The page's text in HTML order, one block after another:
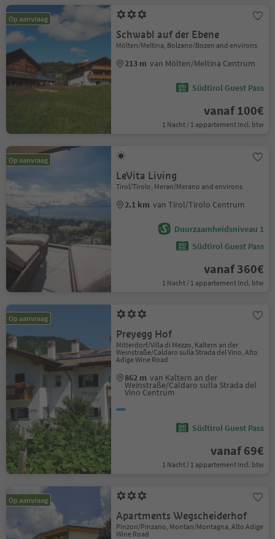
Op aanvraag
Schwabl auf der Ebene
Mölten/Meltina, Bolzano/Bozen and environs
213 m van Mölten/Meltina Centrum
Südtirol Guest Pass
vanaf 100€
1 Nacht / 1 appartement Incl. btw
Op aanvraag
LeVita Living
Tirol/Tirolo, Meran/Merano and environs
2.1 km van Tirol/Tirolo Centrum
Duurzaamheidsniveau 1
Südtirol Guest Pass
vanaf 360€
1 Nacht / 1 appartement Incl. btw
Op aanvraag
Preyegg Hof
Mitterdorf/Villa di Mezzo, Kaltern an der
Weinstraße/Caldaro sulla Strada del Vino, Alto
Adige Wine Road
862 m van Kaltern an der
Weinstraße/Caldaro sulla Strada del
Vino Centrum
Südtirol Guest Pass
vanaf 69€
1 Nacht / 1 appartement Incl. btw
Op aanvraag
Apartments Wegscheiderhof
Pinzon/Pinzano, Montan/Montagna, Alto Adige
Wine Road